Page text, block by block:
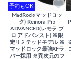
予約もOK
MadRock(マッドロッ
ク) Remora Pro
ADVANCED(レモラ プ
ロ アドバンスト) ※限
定リミテッドモデル ※
マッドロック最強XFラ
バー採用 ※異次元のフ